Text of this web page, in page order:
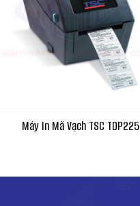
Máy In Mã Vạch TSC TDP225